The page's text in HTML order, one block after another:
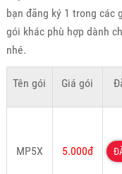
bạn đăng ký 1 trong các
gói khác phù hợp dành
nhé.
Tên gói Giá gói
MP5X 5.000đ